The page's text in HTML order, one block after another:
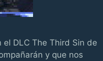
DLC The Third Sin de
y que nos